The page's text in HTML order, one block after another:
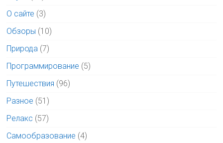
О сайте (3)
Обзоры (10)
Природа (7)
Программирование (5)
Путешествия (96)
Разное (51)
Релакс (57)
Самообразование (4)